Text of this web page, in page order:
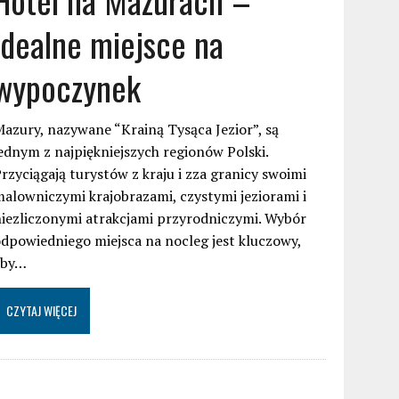
miejsce na
nazywane “Krainą Tysąca Jezior”, są
z najpiękniejszych regionów Polski.
turystów z kraju i zza granicy swoimi
krajobrazami, czystymi jeziorami i
atrakcjami przyrodniczymi. Wybór
miejsca na nocleg jest kluczowy,
CZYTAJ WIĘCEJ